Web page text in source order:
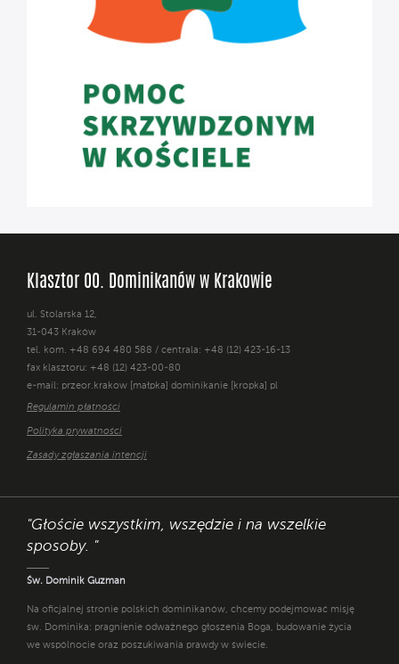
Klasztor OO. Dominikanów w Krakowie
ul. Stolarska 12,
31-043 Kraków
tel. kom. +48 694 480 588 / centrala: +48 (12) 423-16-13
fax klasztoru: +48 (12) 423-00-80
e-mail: przeor.krakow [małpka] dominikanie [kropka] pl
Regulamin płatności
Polityka prywatności
Zasady zgłaszania intencji
"Głoście wszystkim, wszędzie i na wszelkie
sposoby. "
Św. Dominik Guzman
Na oficjalnej stronie polskich dominikanów, chcemy podejmować misję
św. Dominika: pragnienie odważnego głoszenia Boga, budowanie życia
we wspólnocie oraz poszukiwania prawdy w świecie.